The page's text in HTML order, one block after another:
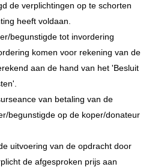
de verplichtingen op te schorten
heeft voldaan.
begunstigde tot invordering
komen voor rekening van de
aan de hand van het 'Besluit
van betaling van de
begunstigde op de koper/donateur
uitvoering van de opdracht door
de afgesproken prijs aan